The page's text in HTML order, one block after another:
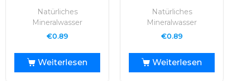
Natürliches
Mineralwasser
€0.89
Weiterlesen
Natürliches
Mineralwasser
€0.89
Weiterlesen